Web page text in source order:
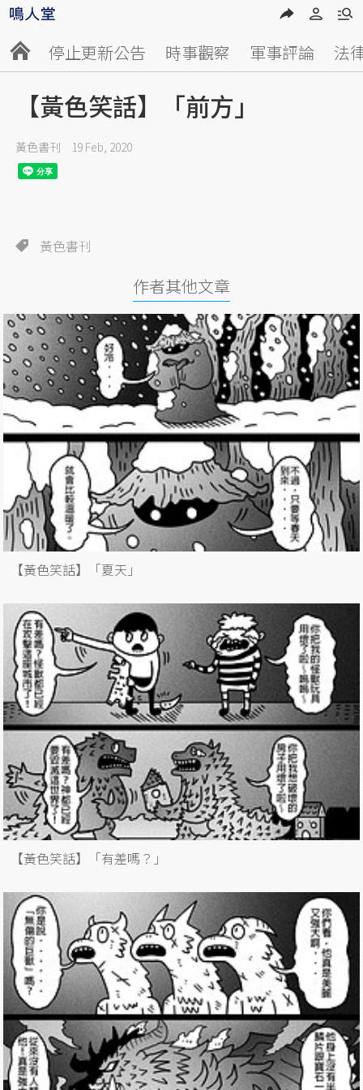
停止更新公告 時事觀察 軍事評論 法
【黃色笑話】「前方」
黃色書刊 19 Feb, 2020
黃色書刊
作者其他文章
【黃色笑話】「夏天」
【黃色笑話】「有差嗎？」